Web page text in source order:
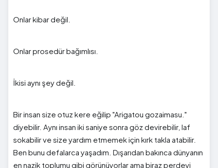
Onlar kibar değil.
Onlar prosedür bağımlısı.
İkisi aynı şey değil.
Bir insan size otuz kere eğilip "Arigatou gozaimasu."
diyebilir. Aynı insan iki saniye sonra göz devirebilir, laf
sokabilir ve size yardım etmemek için kırk takla atabilir.
Ben bunu defalarca yaşadım. Dışarıdan bakınca dünyanın
en nazik toplumu gibi görünüyorlar ama biraz perdeyi